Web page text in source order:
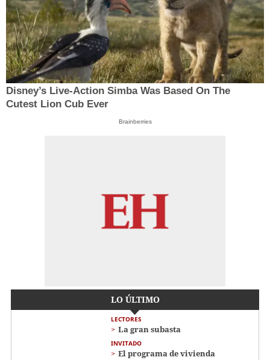
Disney’s Live-Action Simba Was Based On The
Cutest Lion Cub Ever
Brainberries
LO ÚLTIMO
LECTORES
La gran subasta
INVITADO
El programa de vivienda